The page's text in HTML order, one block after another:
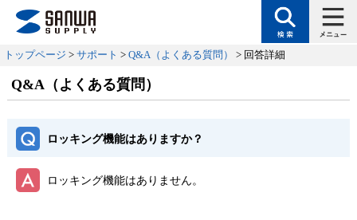
トップページ > サポート > Q&A（よくある質問） > 回答詳細
Q&A（よくある質問）
ロッキング機能はありますか？
ロッキング機能はありません。